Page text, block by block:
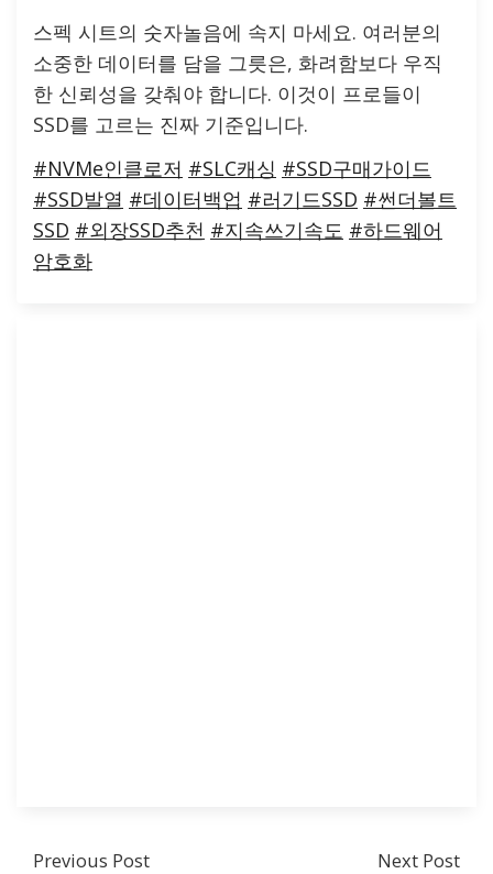
스펙 시트의 숫자놀음에 속지 마세요. 여러분의
소중한 데이터를 담을 그릇은, 화려함보다 우직
한 신뢰성을 갖춰야 합니다. 이것이 프로들이
SSD를 고르는 진짜 기준입니다.
#NVMe인클로저 #SLC캐싱 #SSD구매가이드
#SSD발열 #데이터백업 #러기드SSD #썬더볼트
SSD #외장SSD추천 #지속쓰기속도 #하드웨어
암호화
Previous Post Next Post